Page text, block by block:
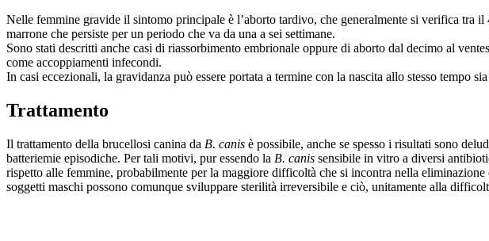
Nelle femmine gravide il sintomo principale è l’aborto tardivo, che generalmente si verifica tra
marrone che persiste per un periodo che va da una a sei settimane.
Sono stati descritti anche casi di riassorbimento embrionale oppure di aborto dal decimo al
come accoppiamenti infecondi.
In casi eccezionali, la gravidanza può essere portata a termine con la nascita allo stesso tempo
Trattamento
Il trattamento della brucellosi canina da B. canis è possibile, anche se spesso i risultati sono
batteriemie episodiche. Per tali motivi, pur essendo la B. canis sensibile in vitro a diversi
rispetto alle femmine, probabilmente per la maggiore difficoltà che si incontra nella
soggetti maschi possono comunque sviluppare sterilità irreversibile e ciò, unitamente alla